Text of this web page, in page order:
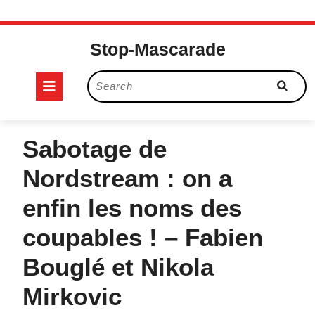
Skip
Stop-Mascarade
Open
Search
for:
Sabotage de
Nordstream : on a
enfin les noms des
coupables ! – Fabien
Bouglé et Nikola
Mirkovic